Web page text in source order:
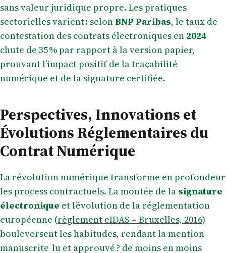
sans valeur juridique propre. Les pratiques
sectorielles varient : selonBNP Paribas, le taux de
contestation des contrats électroniques en 2024
chute de 35 % par rapport à la version papier,
prouvant l’impact positif de la traçabilité
numérique et de la signature certifiée.
Perspectives, Innovations et
Évolutions Réglementaires du
Contrat Numérique
La révolution numérique transforme en profondeur
les process contractuels. La montée de la signature
électronique et l’évolution de la réglementation
européenne (règlement eIDAS – Bruxelles, 2016)
bouleversent les habitudes, rendant la mention
manuscrite lu et approuvé ? de moins en moins